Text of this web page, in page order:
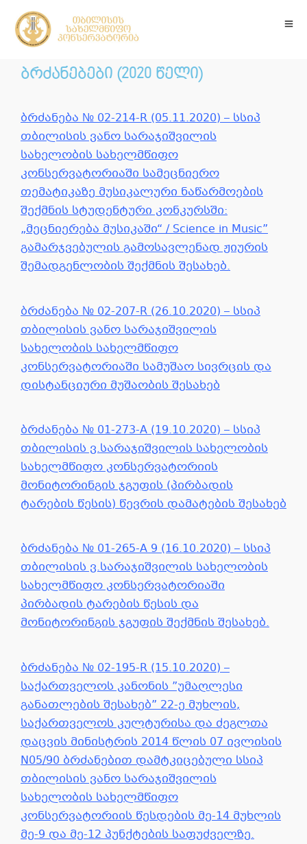
ბრძანებები (2020 წელი)
ბრძანება № 02-214-R (05.11.2020) – სსიპ
თბილისის ვანო სარაჯიშვილის
სახელობის სახელმწიფო
კონსერვატორიაში სამეცნიერო
თემატიკაზე მუსიკალური ნაწარმოების
შექმნის სტუდენტური კონკურსში:
„მეცნიერება მუსიკაში“ / Science in Music”
გამარჯვებულის გამოსავლენად ჟიურის
შემადგენლობის შექმნის შესახებ.
ბრძანება № 02-207-R (26.10.2020) – სსიპ
თბილისის ვანო სარაჯიშვილის
სახელობის სახელმწიფო
კონსერვატორიაში სამუშაო სივრცის და
დისტანციური მუშაობის შესახებ
ბრძანება № 01-273-A (19.10.2020) – სსიპ
თბილისის ვ.სარაჯიშვილის სახელობის
სახელმწიფო კონსერვატორიის
მონიტორინგის ჯგუფის (პირბადის
ტარების წესის) წევრის დამატების შესახებ
ბრძანება № 01-265-A 9 (16.10.2020) – სსიპ
თბილისის ვ.სარაჯიშვილის სახელობის
სახელმწიფო კონსერვატორიაში
პირბადის ტარების წესის და
მონიტორინგის ჯგუფის შექმნის შესახებ.
ბრძანება № 02-195-R (15.10.2020) –
საქართველოს კანონის ”უმაღლესი
განათლების შესახებ” 22-ე მუხლის,
საქართველოს კულტურისა და ძეგლთა
დაცვის მინისტრის 2014 წლის 07 ივლისის
N05/90 ბრძანებით დამტკიცებული სსიპ
თბილისის ვანო სარაჯიშვილის
სახელობის სახელმწიფო
კონსერვატორიის წესდების მე-14 მუხლის
მე-9 და მე-12 პუნქტების საფუძველზე.